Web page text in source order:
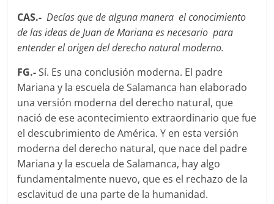
CAS.- Decías que de alguna manera el conocimiento
de las ideas de Juan de Mariana es necesario para
entender el origen del derecho natural moderno.
FG.-Sí­. Es una conclusión moderna. El padre
Mariana y la escuela de Salamanca han elaborado
una versión moderna del derecho natural, que
nació de ese acontecimiento extraordinario que fue
el descubrimiento de América. Y en esta versión
moderna del derecho natural, que nace del padre
Mariana y la escuela de Salamanca, hay algo
fundamentalmente nuevo, que es el rechazo de la
esclavitud de una parte de la humanidad.